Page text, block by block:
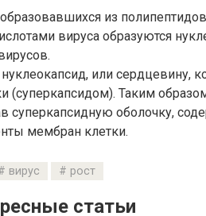
из
вируса образуются
или сердцевину,
Таким
суперкапсидную оболочку,
мембран клетки.
вирус рост
статьи